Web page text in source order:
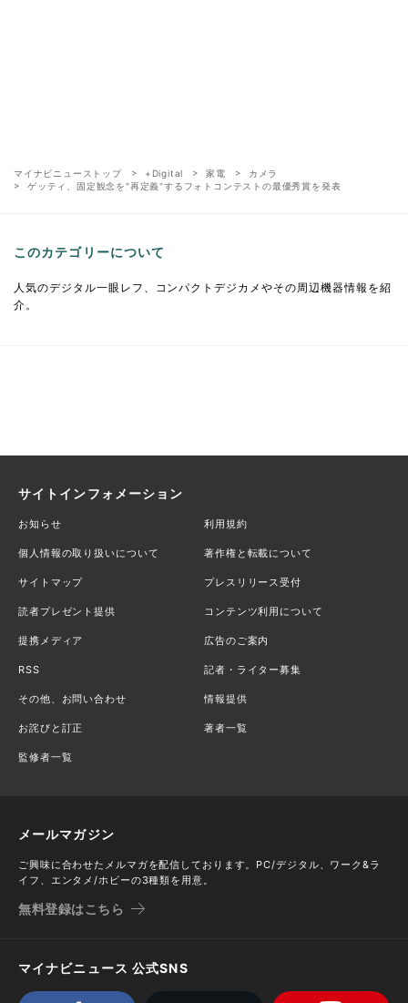
マイナビニューストップ +Digital 家電
カメラ
ゲッティ、固定観念を"再定義"するフォトコンテストの最優秀賞を発表
このカテゴリーについて
人気のデジタル一眼レフ、コンパクトデジカメやその周辺機器情報を紹
介。
サイトインフォメーション
お知らせ 利用規約
個人情報の取り扱いについて 著作権と転載について
サイトマップ プレスリリース受付
読者プレゼント提供 コンテンツ利用について
提携メディア 広告のご案内
RSS 記者・ライター募集
その他、お問い合わせ 情報提供
お詫びと訂正 著者一覧
監修者一覧
メールマガジン
ご興味に合わせたメルマガを配信しております。PC/デジタル、ワーク&ラ
イフ、エンタメ/ホビーの3種類を用意。
無料登録はこちら
マイナビニュース 公式SNS